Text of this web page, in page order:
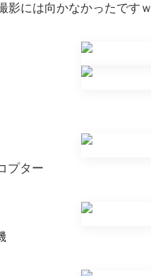
影には向かなかったですｗ
プター